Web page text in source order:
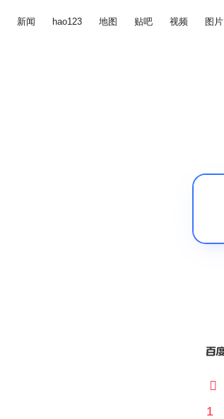
新闻 hao123 地图 贴吧 视频 图片

1